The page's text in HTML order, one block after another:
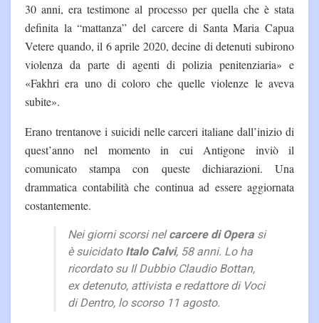
30 anni, era testimone al processo per quella che è stata
definita la “mattanza” del carcere di Santa Maria Capua
Vetere quando, il 6 aprile 2020, decine di detenuti subirono
violenza da parte di agenti di polizia penitenziaria» e
«Fakhri era uno di coloro che quelle violenze le aveva
subite».
Erano trentanove i suicidi nelle carceri italiane dall’inizio di
quest’anno nel momento in cui Antigone inviò il
comunicato stampa con queste dichiarazioni. Una
drammatica contabilità che continua ad essere aggiornata
costantemente.
Nei giorni scorsi nelcarcere di Operasi
è suicidatoItalo Calvi, 58 anni. Lo ha
ricordato suIl DubbioClaudio Bottan,
ex detenuto, attivista e redattore di Voci
di Dentro, lo scorso 11 agosto.